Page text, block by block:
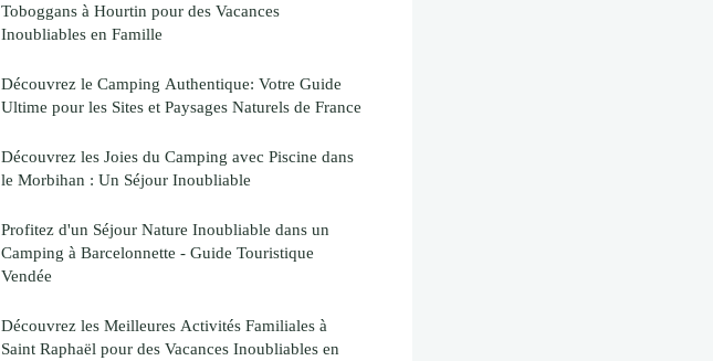
Toboggans à Hourtin pour des Vacances
Inoubliables en Famille
Découvrez le Camping Authentique: Votre Guide
Ultime pour les Sites et Paysages Naturels de France
Découvrez les Joies du Camping avec Piscine dans
le Morbihan : Un Séjour Inoubliable
Profitez d'un Séjour Nature Inoubliable dans un
Camping à Barcelonnette - Guide Touristique
Vendée
Découvrez les Meilleures Activités Familiales à
Saint Raphaël pour des Vacances Inoubliables en